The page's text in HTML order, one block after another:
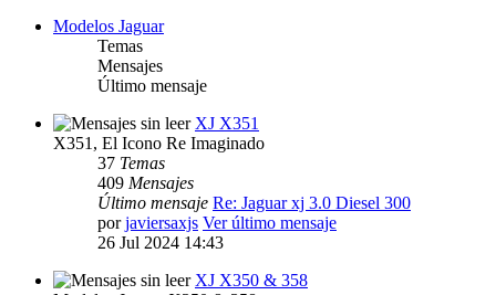
Modelos Jaguar
Temas
Mensajes
Último mensaje
XJ X351
X351, El Icono Re Imaginado
37 Temas
409 Mensajes
Último mensaje Re: Jaguar xj 3.0 Diesel 300
porjaviersaxjs Ver último mensaje
26 Jul 2024 14:43
XJ X350 & 358